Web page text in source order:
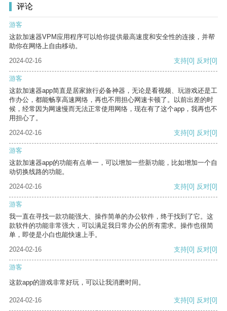
评论
游客
这款加速器VPM应用程序可以给你提供最高速度和安全性的连接，并帮
助你在网络上自由移动。
2024-02-16
支持[0] 反对[0]
游客
这款加速器app简直是居家旅行必备神器，无论是看视频、玩游戏还是工
作办公，都能畅享高速网络，再也不用担心网速卡顿了。以前出差的时
候，经常因为网速慢而无法正常使用网络，现在有了这个app，我再也不
用担心了。
2024-02-16
支持[0] 反对[0]
游客
这款加速器app的功能有点单一，可以增加一些新功能，比如增加一个自
动切换线路的功能。
2024-02-16
支持[0] 反对[0]
游客
我一直在寻找一款功能强大、操作简单的办公软件，终于找到了它。这
款软件的功能非常强大，可以满足我日常办公的所有需求。操作也很简
单，即使是小白也能快速上手。
2024-02-16
支持[0] 反对[0]
游客
这款app的游戏非常好玩，可以让我消磨时间。
2024-02-16 支持[0] 反对[0]